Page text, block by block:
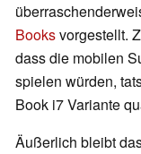
Booksvorgestellt.
dass die mobilen
spielen würden,
Book i7 Variante
Äußerlich bleibt